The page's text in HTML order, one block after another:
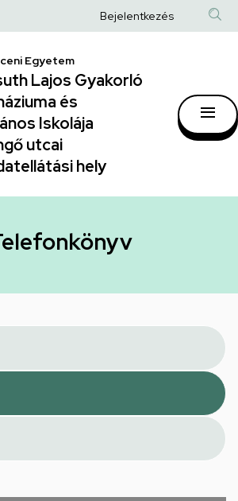
Anonim
fiók
Bejelentkezés
Egyetem
Lajos Gyakorló
és
Iskolája
utcai
hely